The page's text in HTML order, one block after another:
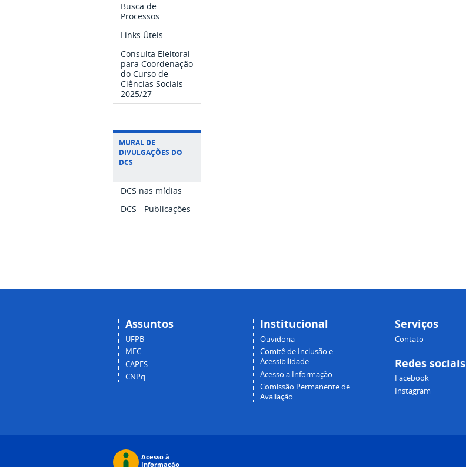
Busca de
Processos
Links Úteis
Consulta Eleitoral
para Coordenação
do Curso de
Ciências Sociais -
2025/27
MURAL DE
DIVULGAÇÕES DO
DCS
DCS nas mídias
DCS - Publicações
Assuntos
UFPB
MEC
CAPES
CNPq
Institucional
Ouvidoria
Comitê de Inclusão e
Acessibilidade
Acesso a Informação
Comissão Permanente de
Avaliação
Serviços
Contato
Redes sociais
Facebook
Instagram